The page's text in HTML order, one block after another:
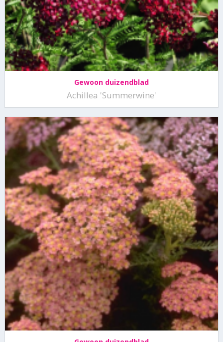
Gewoon duizendblad
Achillea 'Summerwine'